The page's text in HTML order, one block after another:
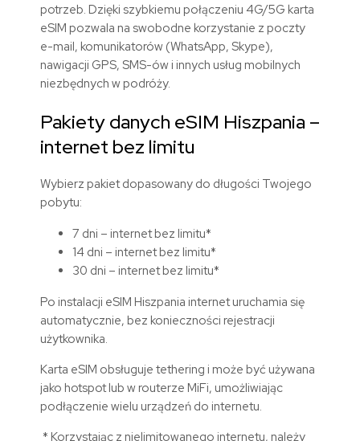
potrzeb. Dzięki szybkiemu połączeniu 4G/5G karta
eSIM pozwala na swobodne korzystanie z poczty
e-mail, komunikatorów (WhatsApp, Skype),
nawigacji GPS, SMS-ów i innych usług mobilnych
niezbędnych w podróży.
Pakiety danych eSIM Hiszpania –
internet bez limitu
Wybierz pakiet dopasowany do długości Twojego
pobytu:
7 dni – internet bez limitu*
14 dni – internet bez limitu*
30 dni – internet bez limitu*
Po instalacji eSIM Hiszpania internet uruchamia się
automatycznie, bez konieczności rejestracji
użytkownika.
Karta eSIM obsługuje tethering i może być używana
jako hotspot lub w routerze MiFi, umożliwiając
podłączenie wielu urządzeń do internetu.
* Korzystając z nielimitowanego internetu, należy